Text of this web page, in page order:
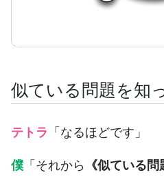
似ている問題を知
テトラ 「なるほどです」
僕 「それから 《似ている